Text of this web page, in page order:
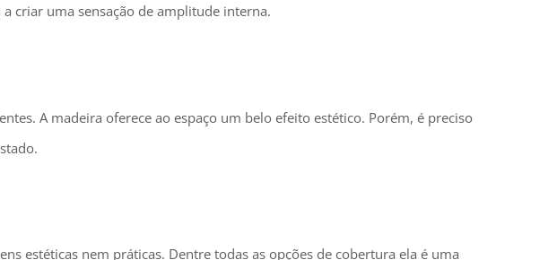
criar uma sensação de amplitude interna.
A madeira oferece ao espaço um belo efeito estético. Porém, é preciso
estéticas nem práticas. Dentre todas as opções de cobertura ela é uma